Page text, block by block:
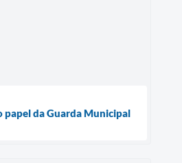
papel da Guarda Municipal